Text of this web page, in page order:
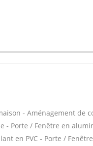
- Aménagement de
- Porte / Fenêtre en
en PVC - Porte /